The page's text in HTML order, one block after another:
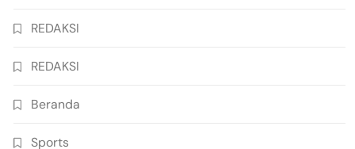
REDAKSI
REDAKSI
Beranda
Sports